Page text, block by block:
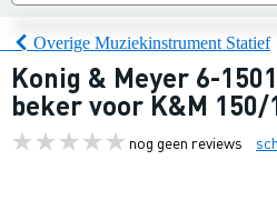
Overige Muziekinstrument Statief
Konig & Meyer 6-
beker voor K&M
nog geen reviews